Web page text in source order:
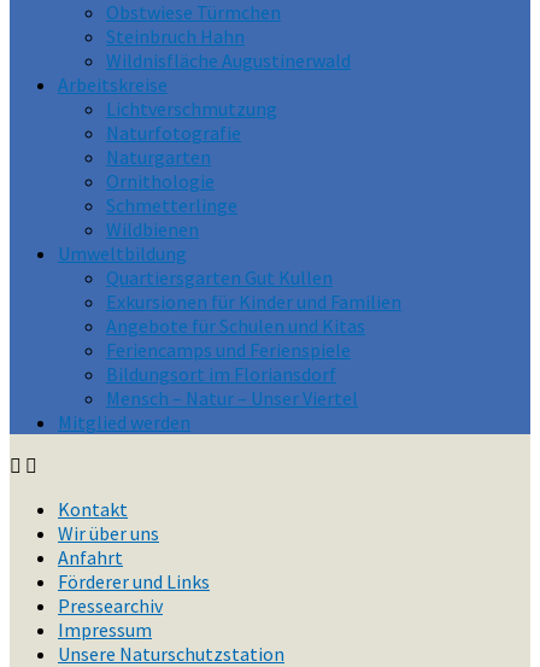
Obstwiese Türmchen
Steinbruch Hahn
Wildnisfläche Augustinerwald
Arbeitskreise
Lichtverschmutzung
Naturfotografie
Naturgarten
Ornithologie
Schmetterlinge
Wildbienen
Umweltbildung
Quartiersgarten Gut Kullen
Exkursionen für Kinder und Familien
Angebote für Schulen und Kitas
Feriencamps und Ferienspiele
Bildungsort im Floriansdorf
Mensch – Natur – Unser Viertel
Mitglied werden
Kontakt
Wir über uns
Anfahrt
Förderer und Links
Pressearchiv
Impressum
Unsere Naturschutzstation